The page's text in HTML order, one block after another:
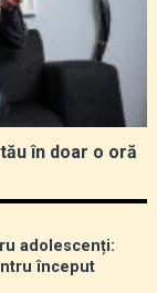
în doar o oră
adolescenți:
început